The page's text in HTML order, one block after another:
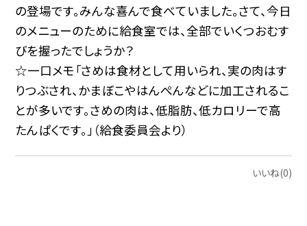
の登場です。みんな喜んで食べていました。さて、今日
のメニューのために給食室では、全部でいくつおむす
びを握ったでしょうか？
☆一口メモ「さめは食材として用いられ、実の肉はす
りつぶされ、かまぼこやはんぺんなどに加工されるこ
とが多いです。さめの肉は、低脂肪、低カロリーで高
たんぱくです。」（給食委員会より）
いいね(0)